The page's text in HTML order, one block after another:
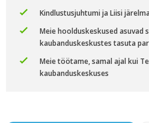
Kindlustusjuhtumi ja Liisi
Meie hoolduskeskused asuvad
kaubanduskeskustes tasuta
Meie töötame, samal ajal kui
kaubanduskeskuses